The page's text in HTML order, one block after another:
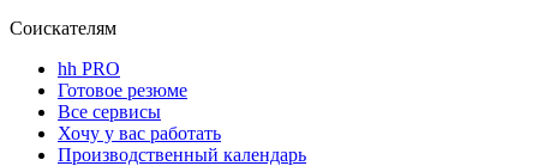
Соискателям
hh PRO
Готовое резюме
Все сервисы
Хочу у вас работать
Производственный календарь